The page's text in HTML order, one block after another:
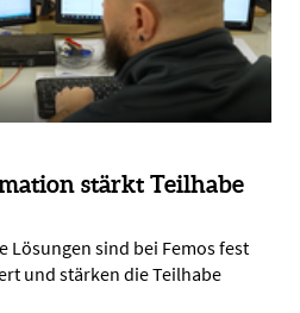
stärkt Teilhabe
Lösungen sind bei Femos fest
und stärken die Teilhabe